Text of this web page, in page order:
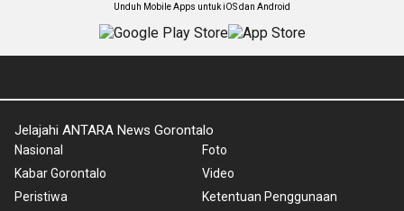
Unduh Mobile Apps untuk iOS dan Android
Jelajahi ANTARA News Gorontalo
Nasional
Kabar Gorontalo
Peristiwa
Foto
Video
Ketentuan Penggunaan